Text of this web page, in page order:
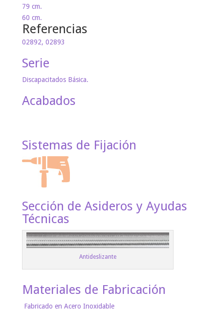
79 cm.
60 cm.
Referencias
02892, 02893
Serie
Discapacitados Básica.
Acabados
Sistemas de Fijación
Sección de Asideros y Ayudas
Técnicas
Antideslizante
Materiales de Fabricación
Fabricado en Acero Inoxidable